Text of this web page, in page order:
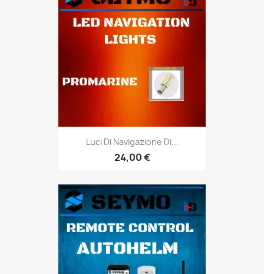
Luci Di Navigazione Di...
24,00 €